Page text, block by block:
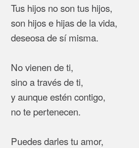
Tus hijos no son tus hijos,
son hijos e hijas de la vida,
deseosa de sí misma.
No vienen de ti,
sino a través de ti,
y aunque estén contigo,
no te pertenecen.
Puedes darles tu amor,